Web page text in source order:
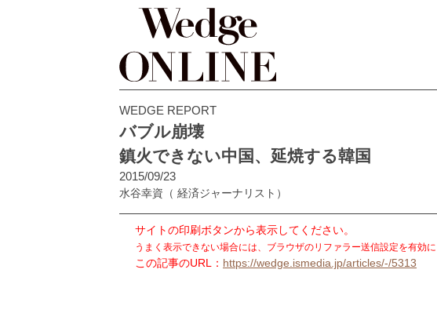
WEDGE REPORT
バブル崩壊
鎮火できない中国、延焼する韓国
2015/09/23
水谷幸資 （ 経済ジャーナリスト）
サイトの印刷ボタンから表示してください。
うまく表示できない場合には、ブラウザのリファラー送信設定を有効に
この記事のURL： https://wedge.ismedia.jp/articles/-/5313